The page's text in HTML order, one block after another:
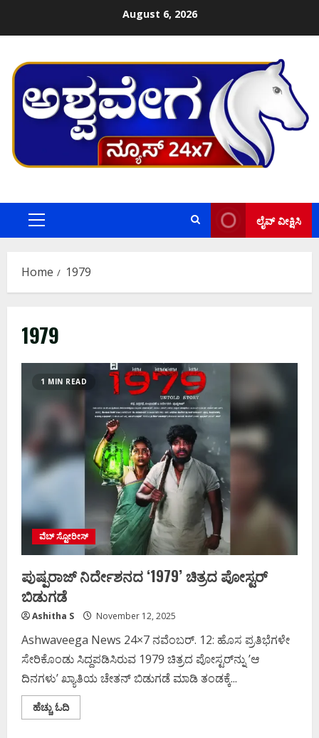
August 6, 2026
Primary
ಲೈವ್ ವೀಕ್ಷಿಸಿ
Home 1979
1979
1 MIN READ
ವೆಬ್ ಸ್ಟೋರೀಸ್
ಪುಷ್ಪರಾಜ್‌ ನಿರ್ದೇಶನದ ‘1979’ ಚಿತ್ರದ ಪೋಸ್ಟರ್
ಬಿಡುಗಡೆ
Ashitha S November 12, 2025
Ashwaveega News 24×7 ನವೆಂಬರ್. 12: ಹೊಸ ಪ್ರತಿಭೆಗಳೇ
ಸೇರಿಕೊಂಡು ಸಿದ್ದಪಡಿಸಿರುವ 1979 ಚಿತ್ರದ ಪೋಸ್ಟರ್‌ನ್ನು ’ಆ
ದಿನಗಳು’ ಖ್ಯಾತಿಯ ಚೇತನ್ ಬಿಡುಗಡೆ ಮಾಡಿ ತಂಡಕ್ಕೆ...
ಹೆಚ್ಚು ಓದಿRead
more